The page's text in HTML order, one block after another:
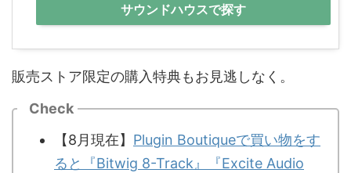
サウンドハウスで探す
販売ストア限定の購入特典もお見逃しなく。
Check
【8月現在】 Plugin Boutiqueで買い物をす
ると『Bitwig 8-Track』『Excite Audio